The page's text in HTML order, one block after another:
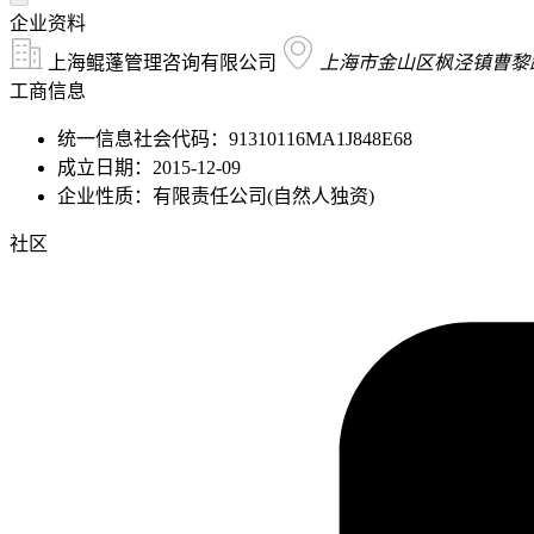
企业资料
上海鲲蓬管理咨询有限公司
上海市金山区枫泾镇曹
工商信息
统一信息社会代码：91310116MA1J848E68
成立日期：2015-12-09
企业性质：有限责任公司(自然人独资)
社区